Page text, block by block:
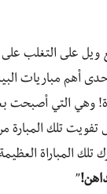
ويل على التغلب
أهم مباريات
وهي التي أصبحت
تفويت تلك المبارة
تلك المباراة
”